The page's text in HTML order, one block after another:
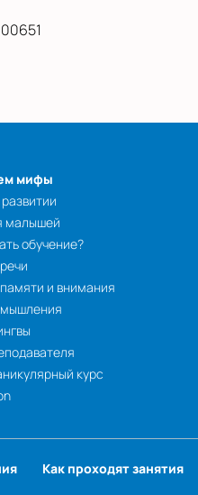
мифы
малышей
обучение?
и внимания
мышления
курс
Как проходят занятия